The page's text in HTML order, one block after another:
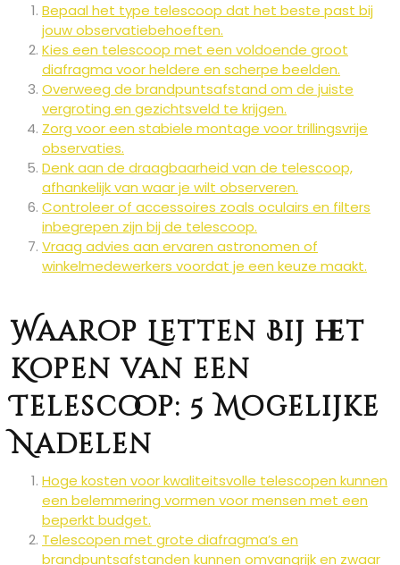
Bepaal het type telescoop dat het beste past bij
jouw observatiebehoeften.
Kies een telescoop met een voldoende groot
diafragma voor heldere en scherpe beelden.
Overweeg de brandpuntsafstand om de juiste
vergroting en gezichtsveld te krijgen.
Zorg voor een stabiele montage voor trillingsvrije
observaties.
Denk aan de draagbaarheid van de telescoop,
afhankelijk van waar je wilt observeren.
Controleer of accessoires zoals oculairs en filters
inbegrepen zijn bij de telescoop.
Vraag advies aan ervaren astronomen of
winkelmedewerkers voordat je een keuze maakt.
Waarop Letten Bij het
Kopen van een
Telescoop: 5 Mogelijke
Nadelen
Hoge kosten voor kwaliteitsvolle telescopen kunnen
een belemmering vormen voor mensen met een
beperkt budget.
Telescopen met grote diafragma’s en
brandpuntsafstanden kunnen omvangrijk en zwaar